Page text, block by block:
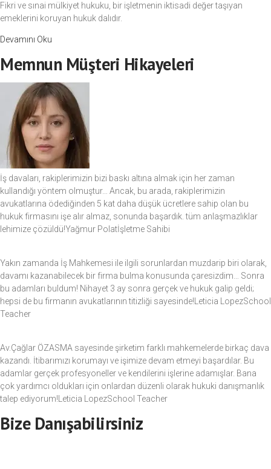
Fikri ve sınai mülkiyet hukuku, bir işletmenin iktisadi değer taşıyan
emeklerini koruyan hukuk dalıdır.
Devamını Oku
Memnun Müşteri Hikayeleri
İş davaları, rakiplerimizin bizi baskı altına almak için her zaman
kullandığı yöntem olmuştur… Ancak, bu arada, rakiplerimizin
avukatlarına ödediğinden 5 kat daha düşük ücretlere sahip olan bu
hukuk firmasını işe alır almaz, sonunda başardık. tüm anlaşmazlıklar
lehimize çözüldü!Yağmur Polatİşletme Sahibi
Yakın zamanda İş Mahkemesi ile ilgili sorunlardan muzdarip biri olarak,
davamı kazanabilecek bir firma bulma konusunda çaresizdim… Sonra
bu adamları buldum! Nihayet 3 ay sonra gerçek ve hukuk galip geldi;
hepsi de bu firmanın avukatlarının titizliği sayesinde!Leticia LopezSchool
Teacher
Av.Çağlar ÖZASMA sayesinde şirketim farklı mahkemelerde birkaç dava
kazandı. İtibarımızı korumayı ve işimize devam etmeyi başardılar. Bu
adamlar gerçek profesyoneller ve kendilerini işlerine adamışlar. Bana
çok yardımcı oldukları için onlardan düzenli olarak hukuki danışmanlık
talep ediyorum!Leticia LopezSchool Teacher
Bize Danışabilirsiniz